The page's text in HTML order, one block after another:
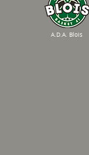
A.D.A. Blois